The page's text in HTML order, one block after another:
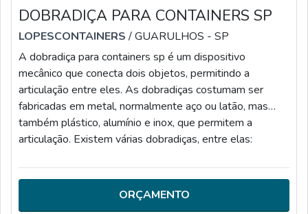
DOBRADIÇA PARA CONTAINERS SP
LOPESCONTAINERS/ GUARULHOS - SP
A dobradiça para containers sp é um dispositivo
mecânico que conecta dois objetos, permitindo a
articulação entre eles. As dobradiças costumam ser
fabricadas em metal, normalmente aço ou latão, mas
também plástico, alumínio e inox, que permitem a
articulação. Existem várias dobradiças, entre elas:
rolamento; Dobradiças de encaixe; Entre outras.Para
adquirir um produto de qualidade, é essencial contar com
uma empresa especializada no ramo, assim,
ORÇAMENTO